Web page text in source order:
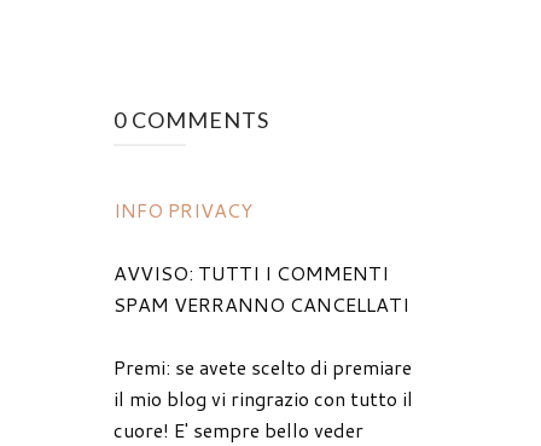
0 COMMENTS
INFO PRIVACY
AVVISO: TUTTI I COMMENTI
SPAM VERRANNO CANCELLATI
Premi: se avete scelto di premiare
il mio blog vi ringrazio con tutto il
cuore! E' sempre bello veder